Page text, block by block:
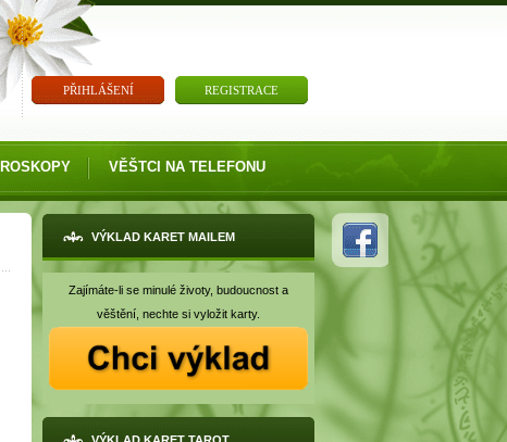
PŘIHLÁŠENÍ REGISTRACE
VĚŠTCI NA TELEFONU
VÝKLAD KARET MAILEM
Zajímáte-li se minulé životy, budoucnost a
věštění, nechte si vyložit karty.